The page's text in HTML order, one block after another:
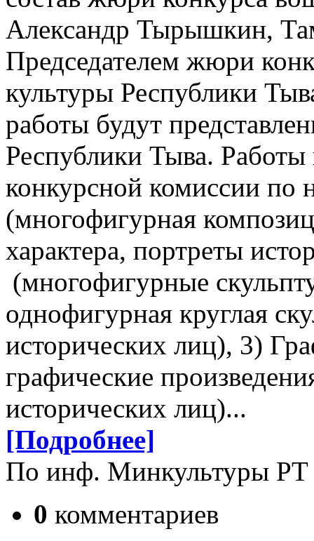
Александр Тырышкин,
Председателем жюри
культуры Республики
работы будут
Республики Тыва.
конкурсной комиссии
(многофигурная
характера, портреты
(многофигурные
однофигурная круглая
исторических лиц), 3)
графические
исторических лиц)...
[Подробнее]
По инф. Минкультуры РТ
0 комментариев